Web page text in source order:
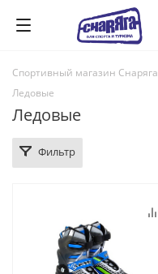
Спортивный магазин Снаряга
Ледовые
Ледовые
Фильтр